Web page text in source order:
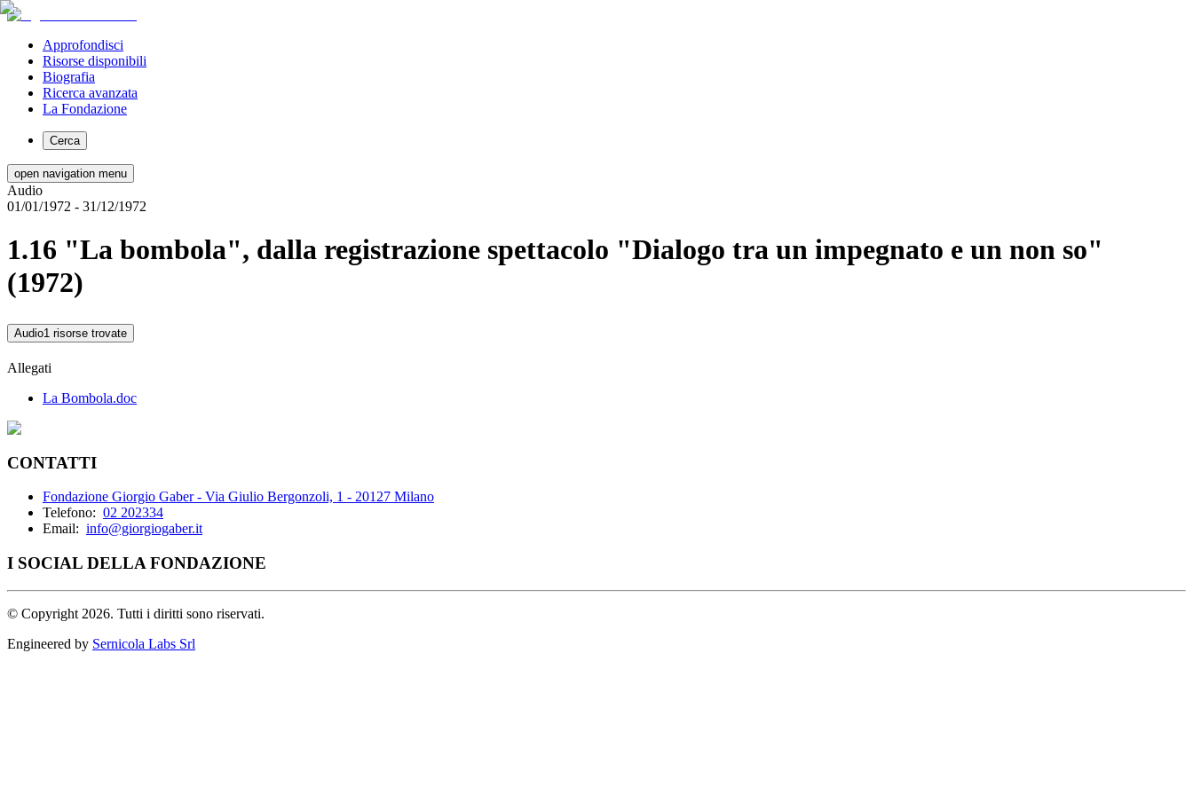
Approfondisci
Risorse disponibili
Biografia
Ricerca avanzata
La Fondazione
Cerca
open navigation menu
Audio
01/01/1972 - 31/12/1972
1.16 "La bombola", dalla registrazione spettacolo "Dialogo tra un impegnato e un non so"
(1972)
Audio1 risorse trovate
Allegati
La Bombola.doc
CONTATTI
Fondazione Giorgio Gaber - Via Giulio Bergonzoli, 1 - 20127 Milano
Telefono: 02 202334
Email: info@giorgiogaber.it
I SOCIAL DELLA FONDAZIONE
© Copyright 2026. Tutti i diritti sono riservati.
Engineered by Sernicola Labs Srl